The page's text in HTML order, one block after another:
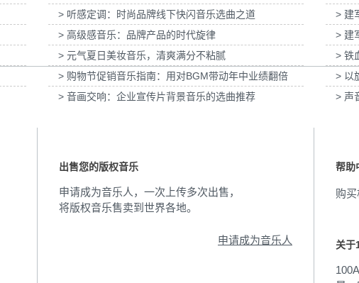
> 听感定调：时尚品牌线下快闪音乐选曲之道
> 高级感音乐：品牌产品的时代旋律
> 元气夏日美妆音乐，清爽满分不粘腻
> 购物节促销音乐指南：用对BGM带动年中业绩翻倍
> 音画交响：企业宣传片背景音乐的选曲推荐
> 建
> 建
> 铁
> 以
> 声
出售您的版权音乐
申请成为音乐人，一次上传多次出售，
将版权音乐售卖到世界各地。
申请成为音乐人
帮助
购
关